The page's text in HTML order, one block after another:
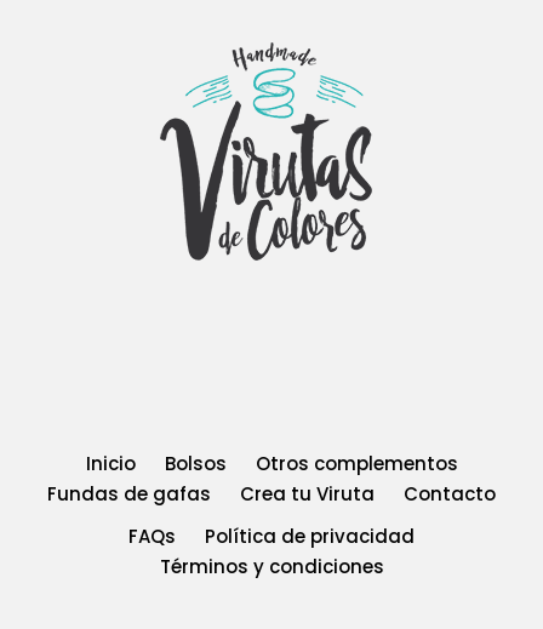
Inicio Bolsos
Otros complementos
Fundas de gafas
Crea tu Viruta
Contacto
FAQs
Política de privacidad
Términos y condiciones